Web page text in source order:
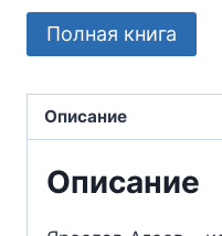
Полная книга
Описание
Описание